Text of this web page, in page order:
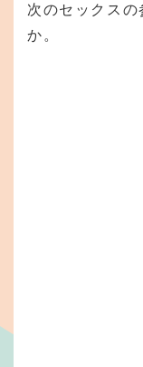
次のセックスの
か。